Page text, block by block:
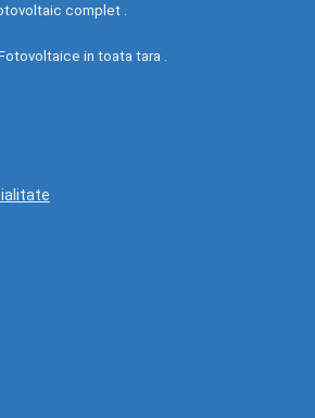
complet .
in toata tara .